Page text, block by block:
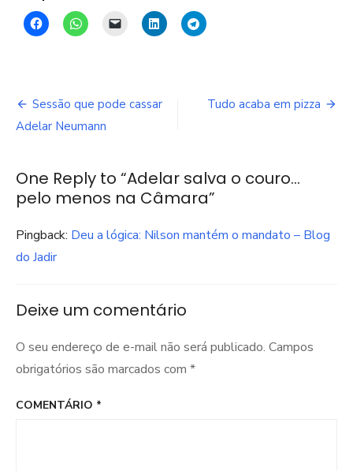
Navegação
de
Sessão que pode cassar
Adelar Neumann
Tudo acaba em pizza
One Reply to “Adelar salva o couro…
pelo menos na Câmara”
Pingback: Deu a lógica: Nilson mantém o mandato – Blog
do Jadir
Deixe um comentário
O seu endereço de e-mail não será publicado. Campos
obrigatórios são marcados com *
COMENTÁRIO *